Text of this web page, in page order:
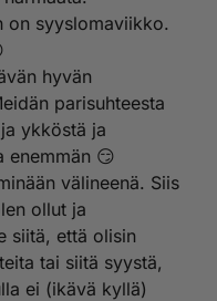
on syyslomaviikko.
hyvän
parisuhteesta
ykköstä ja
enemmän 😏
välineenä. Siis
ollut ja
siitä, että olisin
tai siitä syystä,
ei (ikävä kyllä)